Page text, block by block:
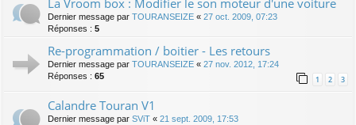
La Vroom box : Modifier le son moteur d'une voiture
Dernier message par TOURANSEIZE « 27 oct. 2009, 07:23
Réponses : 5
Re-programmation / boitier - Les retours
Dernier message par TOURANSEIZE « 27 nov. 2012, 17:24
Réponses : 65 1 2 3
Calandre Touran V1
Dernier message par SViT « 21 sept. 2009, 17:53